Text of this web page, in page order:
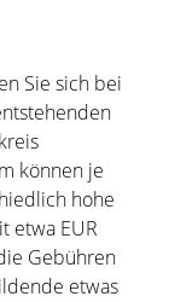
Sie sich bei
können je
hohe
etwa EUR
Gebühren
etwas